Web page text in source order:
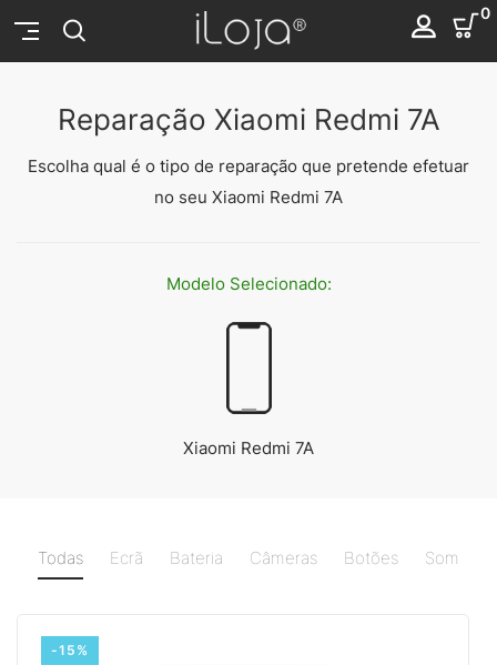
0
Reparação Xiaomi Redmi 7A
Escolha qual é o tipo de reparação que pretende efetuar
no seu Xiaomi Redmi 7A
Modelo Selecionado:
Xiaomi Redmi 7A
Todas Ecrã Bateria Câmeras Botões Som
-15%